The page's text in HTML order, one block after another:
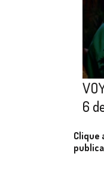
6
Clique